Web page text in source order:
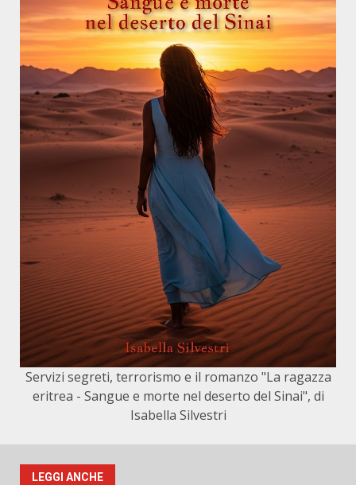
Servizi segreti, terrorismo e il romanzo "La ragazza
eritrea - Sangue e morte nel deserto del Sinai", di
Isabella Silvestri
LEGGI ANCHE